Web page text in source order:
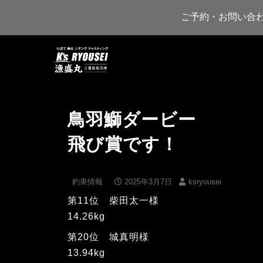
ご予約・お問い合
鳥羽鰤ダービー
飛び賞です！
釣果情報 2025年3月7日 ksryousei
第11位 柴田太一様
14.26kg
第20位 城真明様
13.94kg